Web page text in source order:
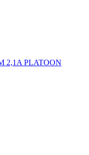
2,1A PLATOON